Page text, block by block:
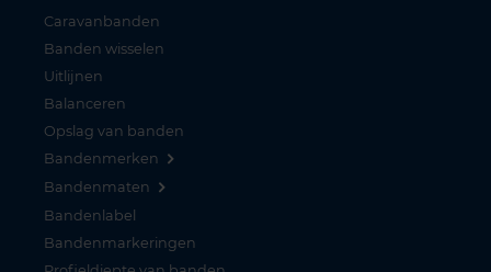
Caravanbanden
Banden wisselen
Uitlijnen
Balanceren
Opslag van banden
Bandenmerken
Bandenmaten
Bandenlabel
Bandenmarkeringen